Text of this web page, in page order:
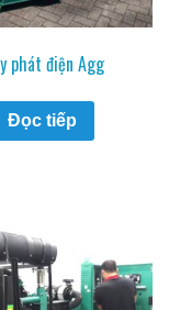
phát điện Agg
Đọc tiếp